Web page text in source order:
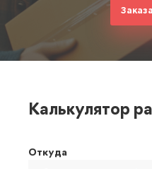
Калькулятор
Откуда